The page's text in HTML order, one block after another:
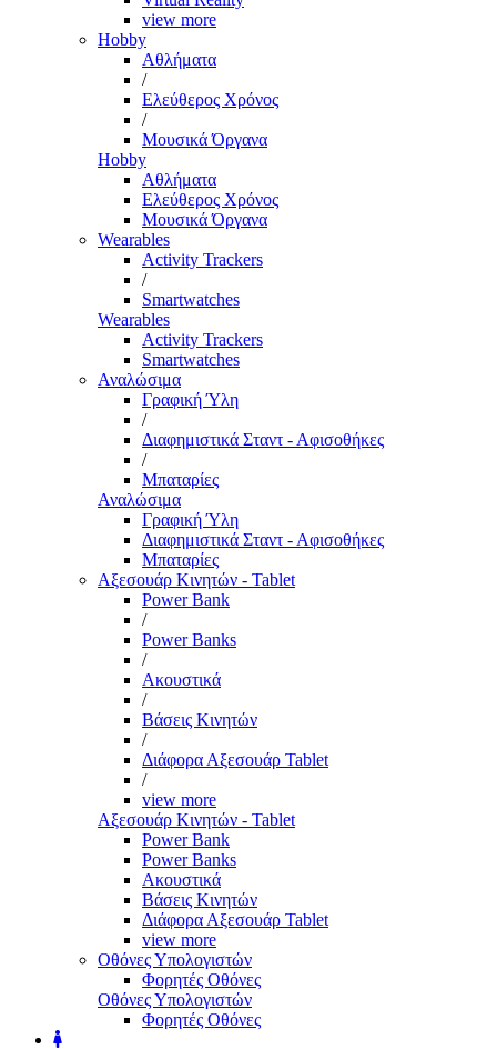
view more
Hobby
Αθλήματα
/
Ελεύθερος Χρόνος
/
Μουσικά Όργανα
Hobby
Αθλήματα
Ελεύθερος Χρόνος
Μουσικά Όργανα
Wearables
Activity Trackers
/
Smartwatches
Wearables
Activity Trackers
Smartwatches
Αναλώσιμα
Γραφική Ύλη
/
Διαφημιστικά Σταντ - Αφισοθήκες
/
Μπαταρίες
Αναλώσιμα
Γραφική Ύλη
Διαφημιστικά Σταντ - Αφισοθήκες
Μπαταρίες
Αξεσουάρ Κινητών - Tablet
Power Bank
/
Power Banks
/
Ακουστικά
/
Βάσεις Κινητών
/
Διάφορα Αξεσουάρ Tablet
/
view more
Αξεσουάρ Κινητών - Tablet
Power Bank
Power Banks
Ακουστικά
Βάσεις Κινητών
Διάφορα Αξεσουάρ Tablet
view more
Οθόνες Υπολογιστών
Φορητές Οθόνες
Οθόνες Υπολογιστών
Φορητές Οθόνες